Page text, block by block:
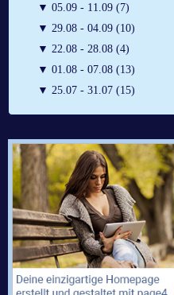
▼ 05.09 - 11.09 (7)
▼ 29.08 - 04.09 (10)
▼ 22.08 - 28.08 (4)
▼ 01.08 - 07.08 (13)
▼ 25.07 - 31.07 (15)